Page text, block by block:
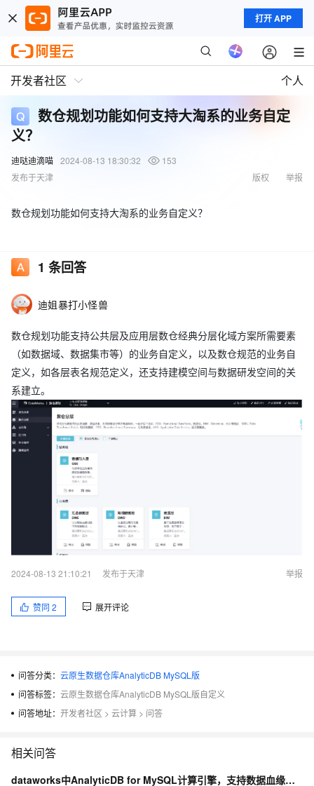
打开 APP
开发者社区 个人
数仓规划功能如何支持大淘系的业务自定
义？
迪哒迪滴喵 2024-08-13 18:30:32
153
发布于天津
举报
版权
数仓规划功能如何支持大淘系的业务自定义？
1 条回答
迪姐暴打小怪兽
数仓规划功能支持公共层及应用层数仓经典分层化域方案所需要素
（如数据域、数据集市等）的业务自定义，以及数仓规范的业务自
定义，如各层表名规范定义，还支持建模空间与数据研发空间的关
系建立。
2024-08-13 21:10:21 发布于天津 举报
赞同 2 展开评论
问答分类： 云原生数据仓库AnalyticDB MySQL版
问答标签： 云原生数据仓库AnalyticDB MySQL版自定义
问答地址： 开发者社区 > 云计算 > 问答
相关问答
dataworks中AnalyticDB for MySQL计算引擎，支持数据血缘信息功能吗？